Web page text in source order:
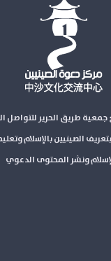
جمعية طريق الحرير للتواصل
الصينيين بالإسلام
ونشر المحتوى الدعوي